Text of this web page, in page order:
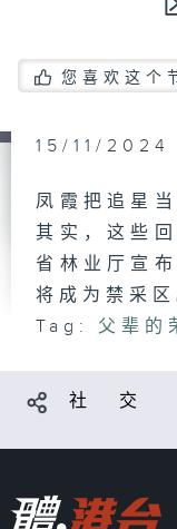
您喜欢这个
15/11/2024
凤霞把追星
其实，这些
省林业厅宣
将成为禁采
Tag:
父辈的
社 交